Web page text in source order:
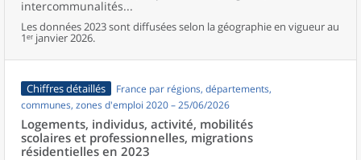
intercommunalités...
Les données 2023 sont diffusées selon la géographie en vigueur au
1ᵉʳ janvier 2026.
Chiffres détaillés
France par régions, départements,
communes, zones d'emploi 2020 – 25/06/2026
Logements, individus, activité, mobilités
scolaires et professionnelles, migrations
résidentielles en 2023